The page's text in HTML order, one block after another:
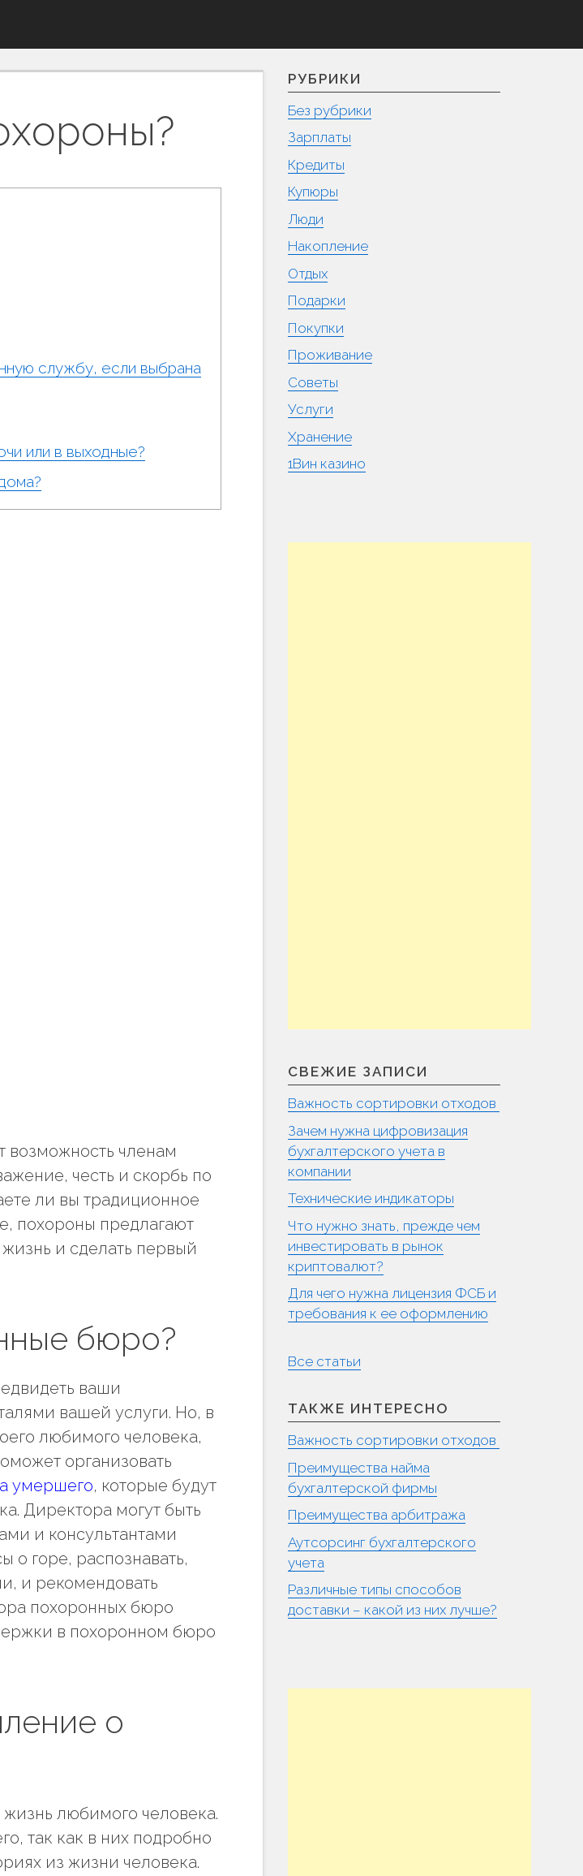
службу, если выбрана
или в выходные?
возможность членам
честь и скорбь по
ли вы традиционное
похороны предлагают
и сделать первый
бюро?
ваши
вашей услуги. Но, в
любимого человека,
организовать
умершего, которые будут
Директора могут быть
и консультантами
о горе, распознавать,
и рекомендовать
похоронных бюро
в похоронном бюро
о
жизнь любимого человека.
так как в них подробно
из жизни человека.
РУБРИКИ
Без рубрики
Зарплаты
Кредиты
Купюры
Люди
Накопление
Отдых
Подарки
Покупки
Проживание
Советы
Услуги
Хранение
1Вин казино
СВЕЖИЕ ЗАПИСИ
Важность сортировки отходов
Зачем нужна цифровизация
бухгалтерского учета в
компании
Технические индикаторы
Что нужно знать, прежде чем
инвестировать в рынок
криптовалют?
Для чего нужна лицензия ФСБ и
требования к ее оформлению
Все статьи
ТАКЖЕ ИНТЕРЕСНО
Важность сортировки отходов
Преимущества найма
бухгалтерской фирмы
Преимущества арбитража
Аутсорсинг бухгалтерского
учета
Различные типы способов
доставки – какой из них лучше?